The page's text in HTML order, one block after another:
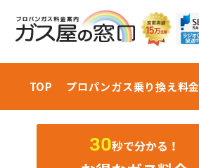
TOP プロパンガス乗り換え料金